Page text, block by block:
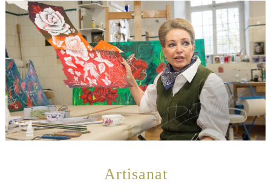
Artisanat